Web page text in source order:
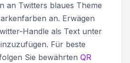
an Twitters blaues Theme
an. Erwägen
Handle als Text unter
Für beste
Sie bewährten QR